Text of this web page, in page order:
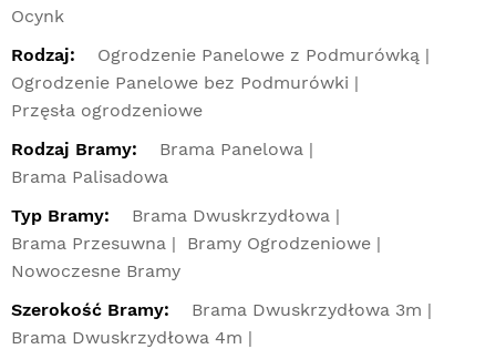
Ocynk
Rodzaj:
Ogrodzenie Panelowe z Podmurówką
Ogrodzenie Panelowe bez Podmurówki
Przęsła ogrodzeniowe
Rodzaj Bramy:
Brama Panelowa
Brama Palisadowa
Typ Bramy:
Brama Dwuskrzydłowa
Brama Przesuwna
Bramy Ogrodzeniowe
Nowoczesne Bramy
Szerokość Bramy:
Brama Dwuskrzydłowa 3m
Brama Dwuskrzydłowa 4m